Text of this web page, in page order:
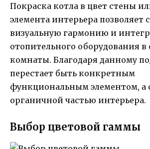
Покраска котла в цвет стены
элемента интерьера позволяет
визуальную гармонию и
отопительного оборудования
комнаты. Благодаря данному
перестает быть конкретным
функциональным элементом, а
органичной частью интерьера.
Выбор цветовой гаммы